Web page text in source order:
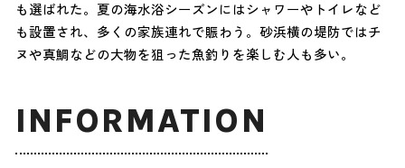
も選ばれた。夏の海水浴シーズンにはシャワーやトイレなど
も設置され、多くの家族連れで賑わう。砂浜横の堤防ではチ
ヌや真鯛などの大物を狙った魚釣りを楽しむ人も多い。
INFORMATION